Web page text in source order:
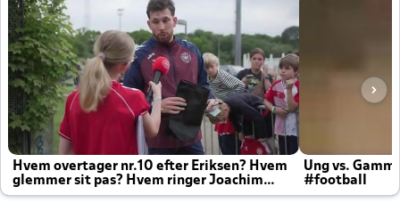
Hvem overtager nr.10 efter Eriksen? Hvem
glemmer sit pas? Hvem ringer Joachim
altid til efter kampe?
Ung vs.
#football